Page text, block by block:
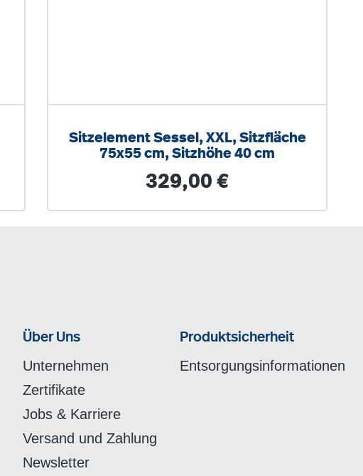
Sitzelement Sessel, XXL, Sitzfläche
75x55 cm, Sitzhöhe 40 cm
Regulärer Preis:
329,00 €
Über Uns
Unternehmen
Zertifikate
Jobs & Karriere
Versand und Zahlung
Newsletter
Produktsicherheit
Entsorgungsinformationen